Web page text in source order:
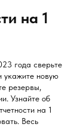
на 1
года сверьте
укажите новую
резервы,
Узнайте об
на 1
Весь